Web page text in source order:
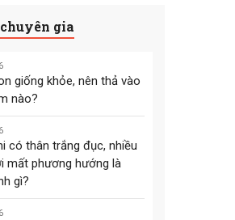
gia
giống khỏe, nên thả vào
nào?
có thân trắng đục, nhiều
mất phương hướng là
gì?